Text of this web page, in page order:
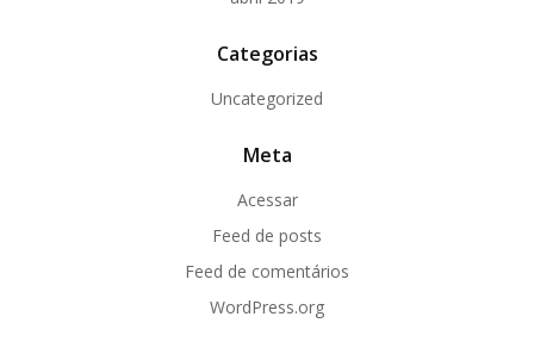
Categorias
Uncategorized
Meta
Acessar
Feed de posts
Feed de comentários
WordPress.org